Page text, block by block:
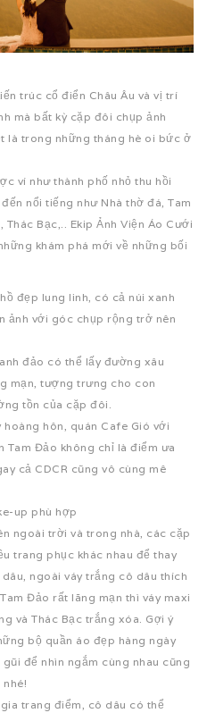
trúc cổ điển Châu Âu và vị trí
mà bất kỳ cặp đôi chụp ảnh
là trong những tháng hè oi bức ở
ví như thành phố nhỏ thu hồi
nổi tiếng như Nhà thờ đá, Tam
Bạc,.. Ekip Ảnh Viện Áo Cưới
khám phá mới về những bối
đẹp lung linh, có cả núi xanh
ảnh với góc chụp rộng trở nên
đảo có thể lấy đường xâu
mạn, tượng trưng cho con
tồn của cặp đôi.
hôn, quán Cafe Gió với
Tam Đảo không chỉ là điểm ưa
cả CDCR cũng vô cùng mê
up phù hợp
ngoài trời và trong nhà, các cặp
trang phục khác nhau để thay
ngoài váy trắng cô dâu thích
Đảo rất lãng mạn thì váy maxi
và Thác Bạc trắng xóa. Gợi ý
bộ quần áo đẹp hàng ngày
để nhìn ngắm cùng nhau cũng
trang điểm, cô dâu có thể